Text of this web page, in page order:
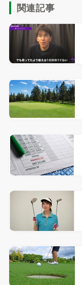
関連記事